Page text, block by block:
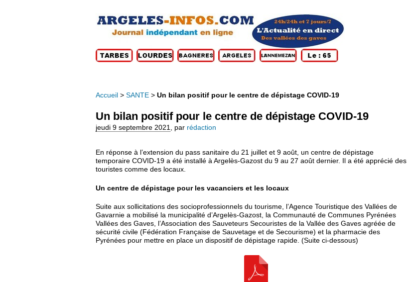
Accueil > SANTE > Un bilan positif pour le centre de dépistage COVID-19
Un bilan positif pour le centre de dépistage COVID-19
jeudi 9 septembre 2021 par rédaction
En réponse à l’extension du pass sanitaire du 21 juillet et 9 août, un centre de dépistage
temporaire COVID-19 a été installé à Argelès-Gazost du 9 au 27 août dernier. Il a été apprécié des
touristes comme des locaux.
Un centre de dépistage pour les vacanciers et les locaux
Suite aux sollicitations des socioprofessionnels du tourisme, l’Agence Touristique des Vallées de
Gavarnie a mobilisé la municipalité d’Argelès-Gazost, la Communauté de Communes Pyrénées
Vallées des Gaves, l’Association des Sauveteurs Secouristes de la Vallée des Gaves agréée de
sécurité civile (Fédération Française de Sauvetage et de Secourisme) et la pharmacie des
Pyrénées pour mettre en place un dispositif de dépistage rapide. (Suite ci-dessous)